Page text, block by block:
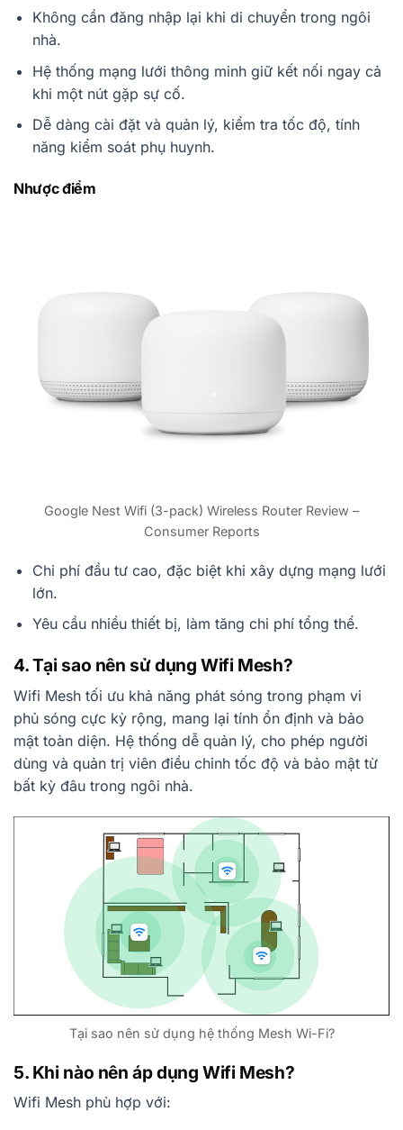
Không cần đăng nhập lại khi di chuyển trong ngôi
nhà.
Hệ thống mạng lưới thông minh giữ kết nối ngay cả
khi một nút gặp sự cố.
Dễ dàng cài đặt và quản lý, kiểm tra tốc độ, tính
năng kiểm soát phụ huynh.
Nhược điểm
Google Nest Wifi (3-pack) Wireless Router Review –
Consumer Reports
Chi phí đầu tư cao, đặc biệt khi xây dựng mạng lưới
lớn.
Yêu cầu nhiều thiết bị, làm tăng chi phí tổng thể.
4. Tại sao nên sử dụng Wifi Mesh?
Wifi Mesh tối ưu khả năng phát sóng trong phạm vi
phủ sóng cực kỳ rộng, mang lại tính ổn định và bảo
mật toàn diện. Hệ thống dễ quản lý, cho phép người
dùng và quản trị viên điều chỉnh tốc độ và bảo mật từ
bất kỳ đâu trong ngôi nhà.
Tại sao nên sử dụng hệ thống Mesh Wi-Fi?
5. Khi nào nên áp dụng Wifi Mesh?
Wifi Mesh phù hợp với: